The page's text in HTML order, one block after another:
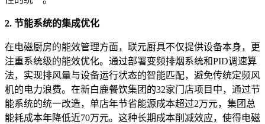
2. 节能系统的集成优化
在电磁厨房的能效管理方面，联元厨具不仅提供设备本身，更
注重系统级的能效优化。通过部署变频排烟系统和PID调速算
法，实现排风量与设备运行状态的智能匹配，避免传统定频风
机的电力浪费。在新白鹿餐饮集团的32家门店项目中，通过节
能系统的统一改造，单店年节省能源成本超过2万元，集团总
能耗成本年降低近70万元。这种长期成本削减效应，使得电磁